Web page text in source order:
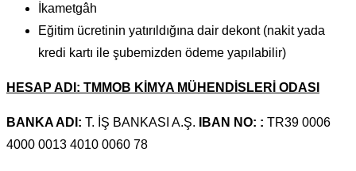
İkametgâh
Eğitim ücretinin yatırıldığına dair dekont (nakit yada
kredi kartı ile şubemizden ödeme yapılabilir)
HESAP ADI: TMMOB KİMYA MÜHENDİSLERİ ODASI
BANKA ADI: T. İŞ BANKASI A.Ş. IBAN NO: : TR39 0006
4000 0013 4010 0060 78